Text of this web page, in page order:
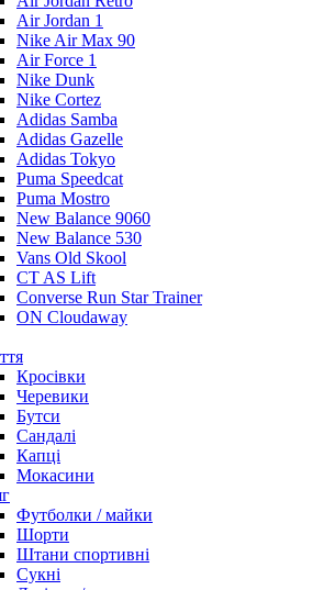
Air Jordan 1
Nike Air Max 90
Air Force 1
Nike Dunk
Nike Cortez
Adidas Samba
Adidas Gazelle
Adidas Tokyo
Puma Speedcat
Puma Mostro
New Balance 9060
New Balance 530
Vans Old Skool
CT AS Lift
Converse Run Star Trainer
ON Cloudaway
Кросівки
Черевики
Бутси
Сандалі
Капці
Мокасини
Футболки / майки
Шорти
Штани спортивні
Сукні